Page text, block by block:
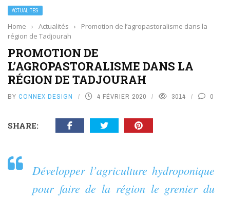
ACTUALITÉS
Home › Actualités ›
Promotion de l’agropastoralisme dans la
région de Tadjourah
PROMOTION DE
L’AGROPASTORALISME DANS LA
RÉGION DE TADJOURAH
BY CONNEX DESIGN 4 FÉVRIER 2020 3014 0
SHARE:
Développer l’agriculture hydroponique
pour faire de la région le grenier du